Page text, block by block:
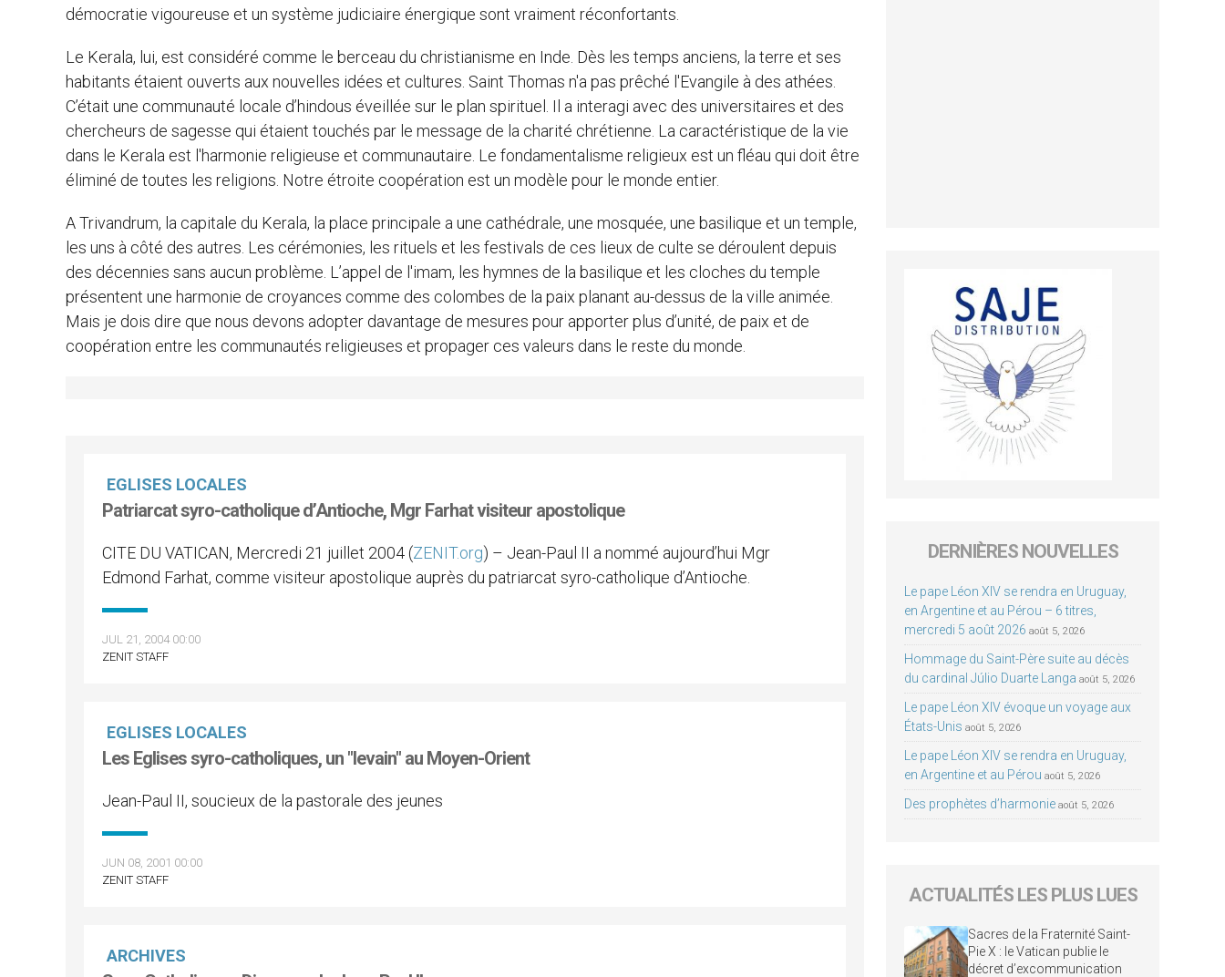
démocratie vigoureuse et un système judiciaire énergique sont vraiment réconfortants.
Le Kerala, lui, est considéré comme le berceau du christianisme en Inde. Dès les temps anciens, la terre et ses
habitants étaient ouverts aux nouvelles idées et cultures. Saint Thomas n'a pas prêché l'Evangile à des athées.
C’était une communauté locale d’hindous éveillée sur le plan spirituel. Il a interagi avec des universitaires et des
chercheurs de sagesse qui étaient touchés par le message de la charité chrétienne. La caractéristique de la vie
dans le Kerala est l'harmonie religieuse et communautaire. Le fondamentalisme religieux est un fléau qui doit être
éliminé de toutes les religions. Notre étroite coopération est un modèle pour le monde entier.
A Trivandrum, la capitale du Kerala, la place principale a une cathédrale, une mosquée, une basilique et un temple,
les uns à côté des autres. Les cérémonies, les rituels et les festivals de ces lieux de culte se déroulent depuis
des décennies sans aucun problème. L’appel de l'imam, les hymnes de la basilique et les cloches du temple
présentent une harmonie de croyances comme des colombes de la paix planant au-dessus de la ville animée.
Mais je dois dire que nous devons adopter davantage de mesures pour apporter plus d’unité, de paix et de
coopération entre les communautés religieuses et propager ces valeurs dans le reste du monde.
EGLISES LOCALES
Patriarcat syro-catholique d’Antioche, Mgr Farhat visiteur apostolique
CITE DU VATICAN, Mercredi 21 juillet 2004 (ZENIT.org) – Jean-Paul II a nommé aujourd’hui Mgr
Edmond Farhat, comme visiteur apostolique auprès du patriarcat syro-catholique d’Antioche.
JUL 21, 2004 00:00
ZENIT STAFF
EGLISES LOCALES
Les Eglises syro-catholiques, un "levain" au Moyen-Orient
Jean-Paul II, soucieux de la pastorale des jeunes
JUN 08, 2001 00:00
ZENIT STAFF
ARCHIVES
DERNIÈRES NOUVELLES
Le pape Léon XIV se rendra en Uruguay,
en Argentine et au Pérou – 6 titres,
mercredi 5 août 2026 août 5, 2026
Hommage du Saint-Père suite au décès
du cardinal Júlio Duarte Langa août 5, 2026
Le pape Léon XIV évoque un voyage aux
États-Unis août 5, 2026
Le pape Léon XIV se rendra en Uruguay,
en Argentine et au Pérou août 5, 2026
Des prophètes d’harmonie août 5, 2026
ACTUALITÉS LES PLUS LUES
Sacres de la Fraternité Saint-
Pie X : le Vatican publie le
décret d’excommunication